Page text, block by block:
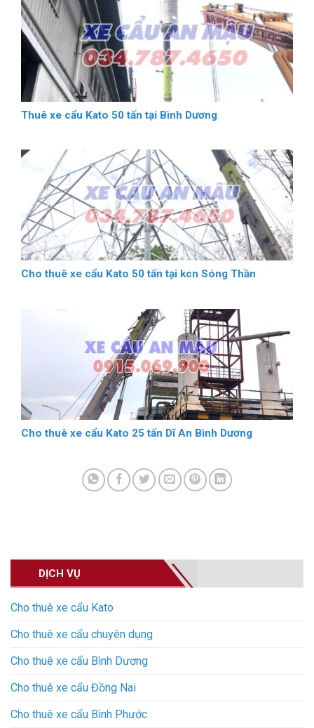
DỊCH VỤ
Cho thuê xe cẩu Kato
Cho thuê xe cẩu chuyên dụng
Cho thuê xe cẩu Bình Dương
Cho thuê xe cẩu Đồng Nai
Cho thuê xe cẩu Bình Phước
Thuê xe cẩu Kato 50 tấn tại Bình Dương
Cho thuê xe cẩu Kato 50 tấn tại kcn Sóng Thần
Cho thuê xe cẩu Kato 25 tấn Dĩ An Bình Dương